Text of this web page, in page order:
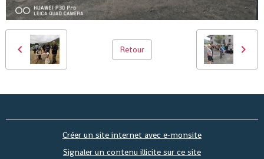
Retour
Créer un site internet avec e-monsite
Signaler un contenu illicite sur ce site